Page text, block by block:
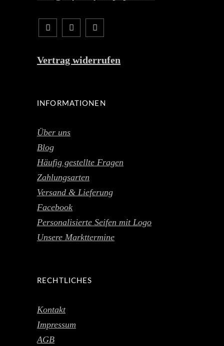
Vertrag widerrufen
INFORMATIONEN
Über uns
Blog
Häufig gestellte Fragen
Zahlungsarten
Versand & Lieferung
Facebook
Personalisierte Seifen mit Logo
Unsere Markttermine
RECHTLICHES
Kontakt
Impressum
AGB